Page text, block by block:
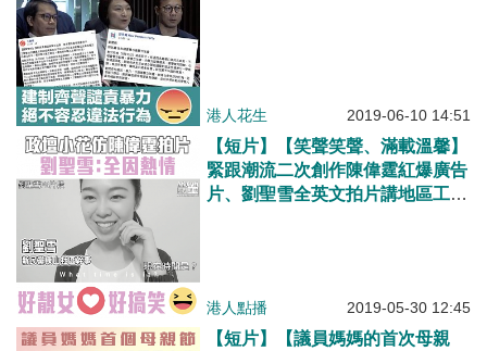
港人花生 2019-06-10 14:51
【短片】【笑聲笑聲、滿載溫馨】
緊跟潮流二次創作陳偉霆紅爆廣告
片、劉聖雪全英文拍片講地區工
港人點播 2019-05-30 12:45
【短片】【議員媽媽的首次母親